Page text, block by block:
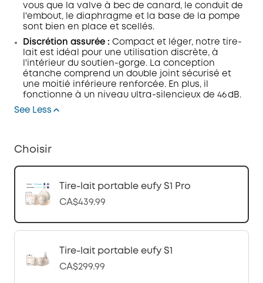
vous que la valve à bec de canard, le conduit de
l'embout, le diaphragme et la base de la pompe
sont bien en place et scellés.
Discrétion assurée : Compact et léger, notre tire-
lait est idéal pour une utilisation discrète, à
l'intérieur du soutien-gorge. La conception
étanche comprend un double joint sécurisé et
une moitié inférieure renforcée. En plus, il
fonctionne à un niveau ultra-silencieux de 46 dB.
See Less
Choisir
Tire-lait portable eufy S1 Pro
CA$439.99
Tire-lait portable eufy S1
CA$299.99